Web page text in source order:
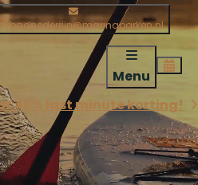
Menu
40% last minute korting!